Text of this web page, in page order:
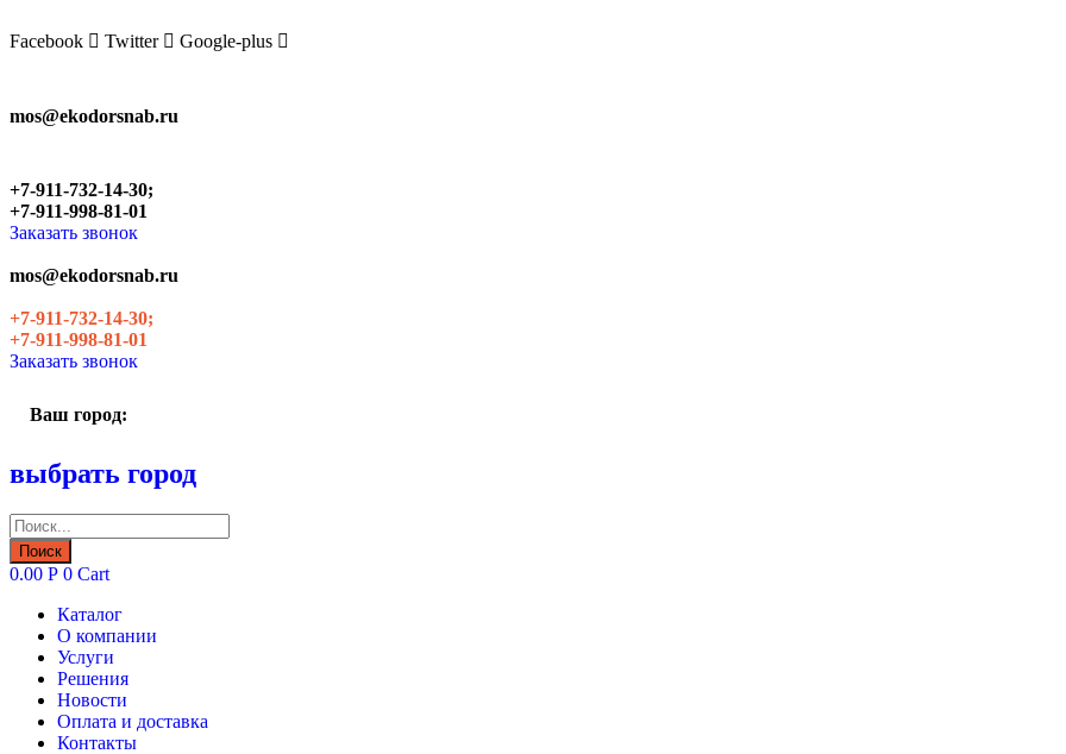
to
Facebook Twitter Google-plus
mos@ekodorsnab.ru
+7-911-732-14-30;
+7-911-998-81-01
Заказать звонок
mos@ekodorsnab.ru
+7-911-732-14-30;
+7-911-998-81-01
Заказать звонок
Ваш город:
выбрать город
Поиск
товаров
Поиск
0.00 Р 0 Cart
Каталог
О компании
Услуги
Решения
Новости
Оплата и доставка
Контакты